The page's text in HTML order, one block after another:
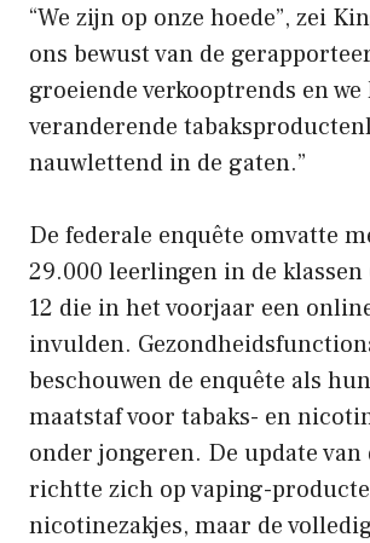
“We zijn op onze hoede”, zei
ons bewust van de
groeiende verkooptrends en
veranderende
nauwlettend in de gaten.”
De federale enquête omvatte
29.000 leerlingen in de
12 die in het voorjaar een
invulden.
beschouwen de enquête als
maatstaf voor tabaks- en
onder jongeren. De update
richtte zich op vaping-
nicotinezakjes, maar de